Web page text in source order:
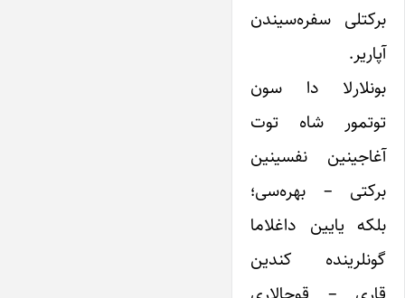
برکتلی سفره‌سیندن
آپاریر.
بونلارلا دا سون
توتمور شاه توت
آغاجینین نفسینین
برکتی – بهره‌سی؛
بلکه یایین داغلاما
گونلرینده کندین